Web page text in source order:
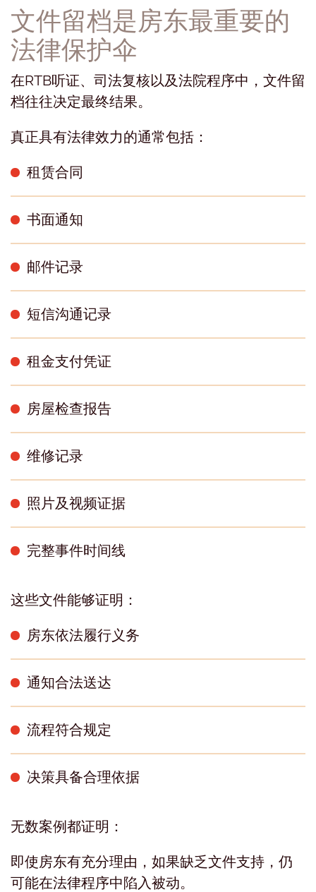
文件留档是房东最重要的
法律保护伞
在RTB听证、司法复核以及法院程序中，文件留
档往往决定最终结果。
真正具有法律效力的通常包括：
租赁合同
书面通知
邮件记录
短信沟通记录
租金支付凭证
房屋检查报告
维修记录
照片及视频证据
完整事件时间线
这些文件能够证明：
房东依法履行义务
通知合法送达
流程符合规定
决策具备合理依据
无数案例都证明：
即使房东有充分理由，如果缺乏文件支持，仍
可能在法律程序中陷入被动。